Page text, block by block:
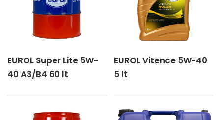
EUROL Super Lite 5W-
40 A3/B4 60 lt
EUROL Vitence 5W-40
5 lt